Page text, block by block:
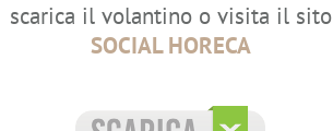
scarica il volantino o visita il sito
SOCIAL HORECA